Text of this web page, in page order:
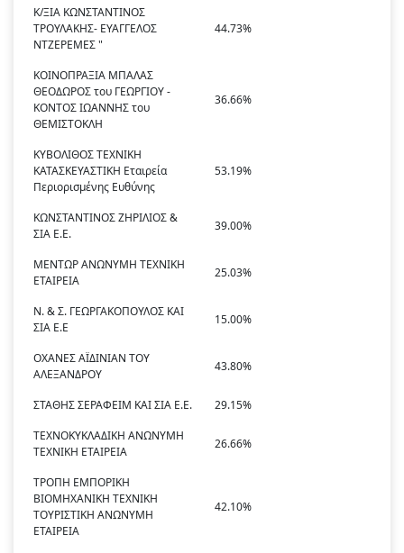
Κ/ΞΙΑ ΚΩΝΣΤΑΝΤΙΝΟΣ
ΤΡΟΥΛΑΚΗΣ- ΕΥΑΓΓΕΛΟΣ
ΝΤΖΕΡΕΜΕΣ "
44.73%
ΚΟΙΝΟΠΡΑΞΙΑ ΜΠΑΛΑΣ
ΘΕΟΔΩΡΟΣ του ΓΕΩΡΓΙΟΥ -
ΚΟΝΤΟΣ ΙΩΑΝΝΗΣ του
ΘΕΜΙΣΤΟΚΛΗ
36.66%
ΚΥΒΟΛΙΘΟΣ ΤΕΧΝΙΚΗ
ΚΑΤΑΣΚΕΥΑΣΤΙΚΗ Εταιρεία
Περιορισμένης Ευθύνης
53.19%
ΚΩΝΣΤΑΝΤΙΝΟΣ ΖΗΡΙΛΙΟΣ &
ΣΙΑ Ε.Ε.
39.00%
ΜΕΝΤΩΡ ΑΝΩΝΥΜΗ ΤΕΧΝΙΚΗ
ΕΤΑΙΡΕΙΑ
25.03%
Ν. & Σ. ΓΕΩΡΓΑΚΟΠΟΥΛΟΣ ΚΑΙ
ΣΙΑ Ε.Ε
15.00%
ΟΧΑΝΕΣ ΑΪΔΙΝΙΑΝ ΤΟΥ
ΑΛΕΞΑΝΔΡΟΥ
43.80%
ΣΤΑΘΗΣ ΣΕΡΑΦΕΙΜ ΚΑΙ ΣΙΑ Ε.Ε.
29.15%
ΤΕΧΝΟΚΥΚΛΑΔΙΚΗ ΑΝΩΝΥΜΗ
ΤΕΧΝΙΚΗ ΕΤΑΙΡΕΙΑ
26.66%
ΤΡΟΠΗ ΕΜΠΟΡΙΚΗ
ΒΙΟΜΗΧΑΝΙΚΗ ΤΕΧΝΙΚΗ
ΤΟΥΡΙΣΤΙΚΗ ΑΝΩΝΥΜΗ
ΕΤΑΙΡΕΙΑ
42.10%